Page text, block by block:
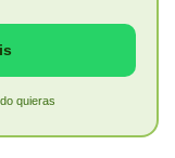
quieras